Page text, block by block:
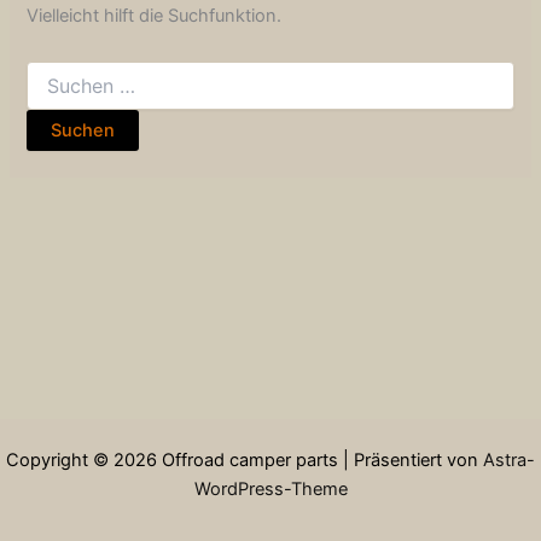
Vielleicht hilft die Suchfunktion.
Copyright © 2026 Offroad camper parts | Präsentiert von Astra-
WordPress-Theme